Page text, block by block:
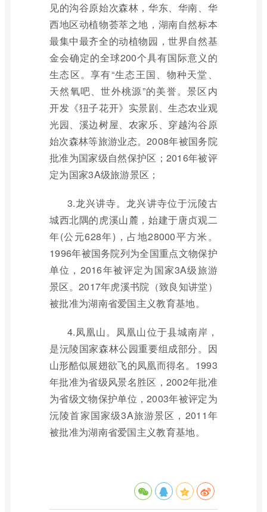
见的沟谷原始次森林，华东、华南、华
西地区动植物荟萃之地，湖南自然标本
最集中最齐全的动植物园，世界自然基
金会确定的全球200个具有国际意义的
生态区。享有“生态王国、物种天堂、
天然氧吧、世外桃源”的美誉。景区内
开发《狃子花开》实景剧、生态农业观
光园、溪边树屋、农家乐、穿越沟谷原
始次森林等旅游业态。2008年被国务院
批准为国家级自然保护区；2016年被评
定为国家3A级旅游景区；
3.龙兴讲寺。龙兴讲寺位于沅陵古
城西北隅的虎溪山麓，始建于唐贞观二
年(公元628年)，占地28000平方米。
1996年被国务院列为全国重点文物保护
单位，2016年被评定为国家3A级旅游
景区。2017年虎溪书院（致良知讲堂）
被批准为湖南省爱国主义教育基地。
4.凤凰山。凤凰山位于县城南岸，
是沅陵国家森林公园重要组成部分。因
山形酷似展翅欲飞的凤凰而得名。1993
年批准为省级风景名胜区，2002年批准
为省级文物保护单位，2003年被评定为
沅陵首家国家级3A旅游景区，2011年
被批准为湖南省爱国主义教育基地。